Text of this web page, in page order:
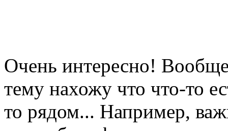
Очень интересно!
тему нахожу что что-то
то рядом... Например,